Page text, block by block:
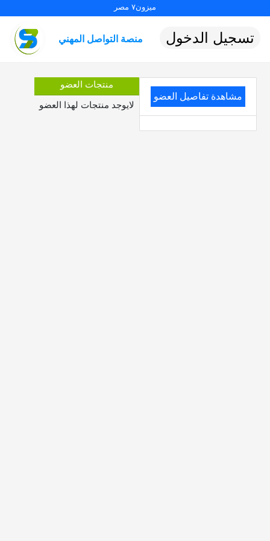
ميزون٧ مصر
منصة التواصل المهني تسجيل الدخول
مشاهدة تفاصيل العضو
منتجات العضو
لايوجد منتجات لهذا العضو